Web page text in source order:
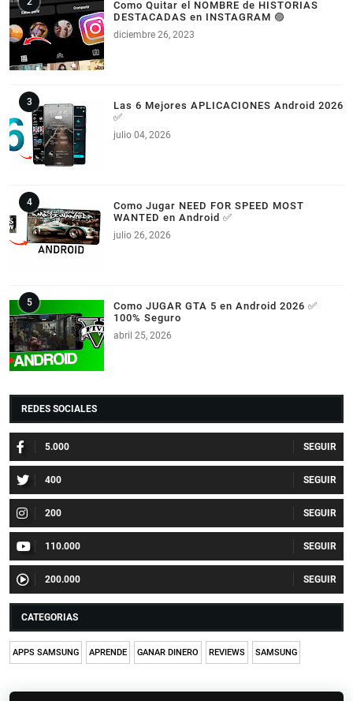
Como Quitar el NOMBRE de HISTORIAS
DESTACADAS en INSTAGRAM 🟣
diciembre 26, 2023
Las 6 Mejores APLICACIONES Android 2026
✅
julio 04, 2026
Como Jugar NEED FOR SPEED MOST
WANTED en Android ✅
julio 26, 2026
Como JUGAR GTA 5 en Android 2026 ✅
100% Seguro
abril 25, 2026
REDES SOCIALES
5.000
400
200
110.000
200.000
CATEGORIAS
APPS SAMSUNG APRENDE GANAR DINERO REVIEWS SAMSUNG